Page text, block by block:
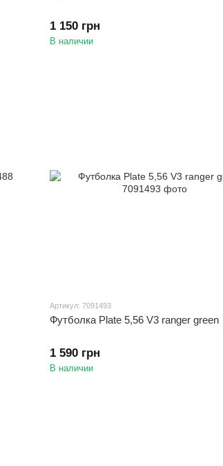
1 150 грн
В наличии
Артикул: 7091493
Футболка Plate 5,56 V3 ranger green
1 590 грн
В наличии